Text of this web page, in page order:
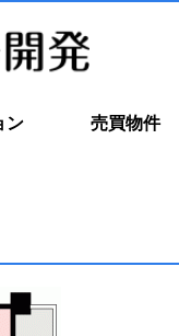
ン 売買物件